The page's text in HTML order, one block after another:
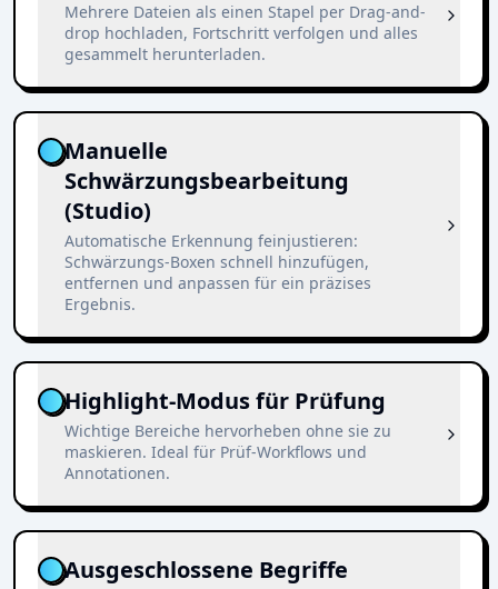
Mehrere Dateien als einen Stapel per Drag-and-
drop hochladen, Fortschritt verfolgen und alles
gesammelt herunterladen.
Manuelle
Schwärzungsbearbeitung
(Studio)
Automatische Erkennung feinjustieren:
Schwärzungs-Boxen schnell hinzufügen,
entfernen und anpassen für ein präzises
Ergebnis.
Highlight-Modus für Prüfung
Wichtige Bereiche hervorheben ohne sie zu
maskieren. Ideal für Prüf-Workflows und
Annotationen.
Ausgeschlossene Begriffe